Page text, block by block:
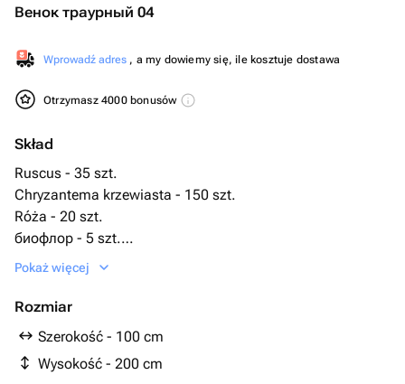
Венок траурный 04
Wprowadź adres , a my dowiemy się, ile kosztuje dostawa
Otrzymasz 4000 bonusów
Skład
Ruscus - 35 szt.
Chryzantema krzewiasta - 150 szt.
Róża - 20 szt.
биофлор - 5 szt.
подставка под венок - 1 szt.
Pokaż więcej
Rozmiar
Szerokość - 100 cm
Wysokość - 200 cm